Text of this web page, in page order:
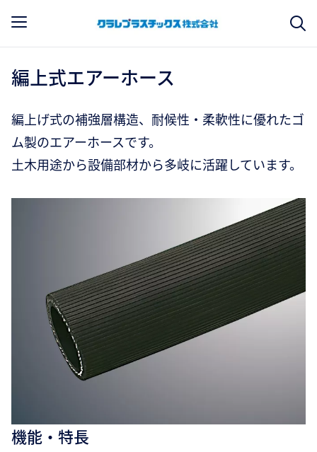
編上式エアーホース
編上げ式の補強層構造、耐候性・柔軟性に優れたゴ
ム製のエアーホースです。
土木用途から設備部材から多岐に活躍しています。
機能・特長